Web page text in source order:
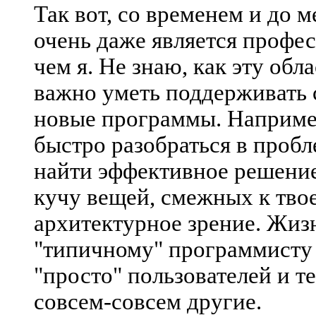
Так вот, со временем и до
очень даже является
чем я. Не знаю, как эту
важно уметь поддерживать
новые программы.
быстро разобраться в
найти эффективное
кучу вещей, смежных к
архитектурное зрение.
"типичному" программисту
"просто" пользователей и
совсем-совсем другие.